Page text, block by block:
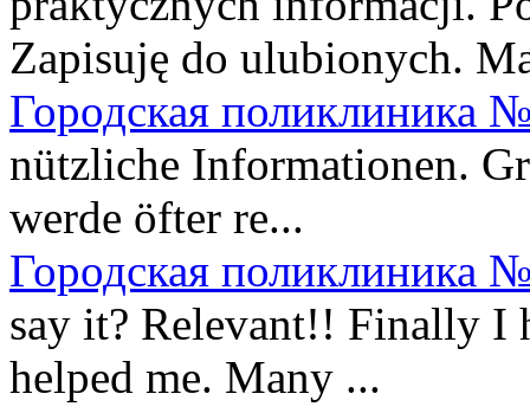
Zapisuję do ulubionych.
Городская поликлиника
nützliche Informationen.
werde öfter re...
Городская поликлиника
say it? Relevant!! Finally I
helped me. Many ...